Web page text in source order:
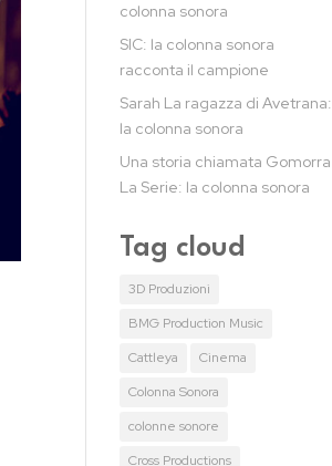
colonna sonora
SIC: la colonna sonora
racconta il campione
Sarah La ragazza di Avetrana:
la colonna sonora
Una storia chiamata Gomorra
La Serie: la colonna sonora
Tag cloud
3D Produzioni
BMG Production Music
Cattleya
Cinema
Colonna Sonora
colonne sonore
Cross Productions